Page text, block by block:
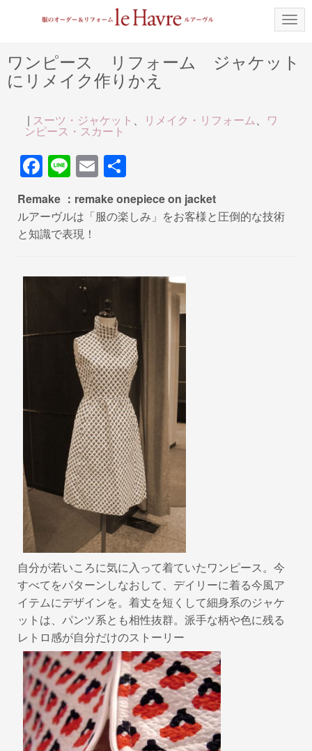
N
a
i
g
a
ワンピース リフォーム ジャケット
にリメイク作りかえ
| スーツ・ジャケット 、 リメイク・リフォーム、 ワ
ンピース・スカート
F
a
c
e
o
Li
n
e
E
m
ail
有
Remake ：remake onepiece on jacket
ルアーヴルは「服の楽しみ」をお客様と圧倒的な技術
と知識で表現！
自分が若いころに気に入って着ていたワンピース。今
すべてをパターンしなおして、デイリーに着る今風ア
イテムにデザインを。着丈を短くして細身系のジャケ
ットは、パンツ系とも相性抜群。派手な柄や色に残る
レトロ感が自分だけのストーリー